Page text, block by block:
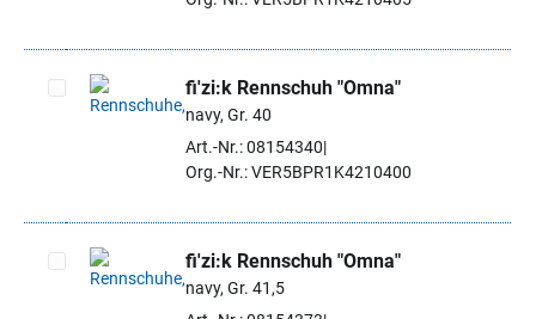
Artikel auswählen
fi'zi:k Rennschuh "Omna"
navy, Gr. 40
Art.-Nr.: 08154340
Org.-Nr.: VER5BPR1K4210400
Artikel auswählen
fi'zi:k Rennschuh "Omna"
navy, Gr. 41,5